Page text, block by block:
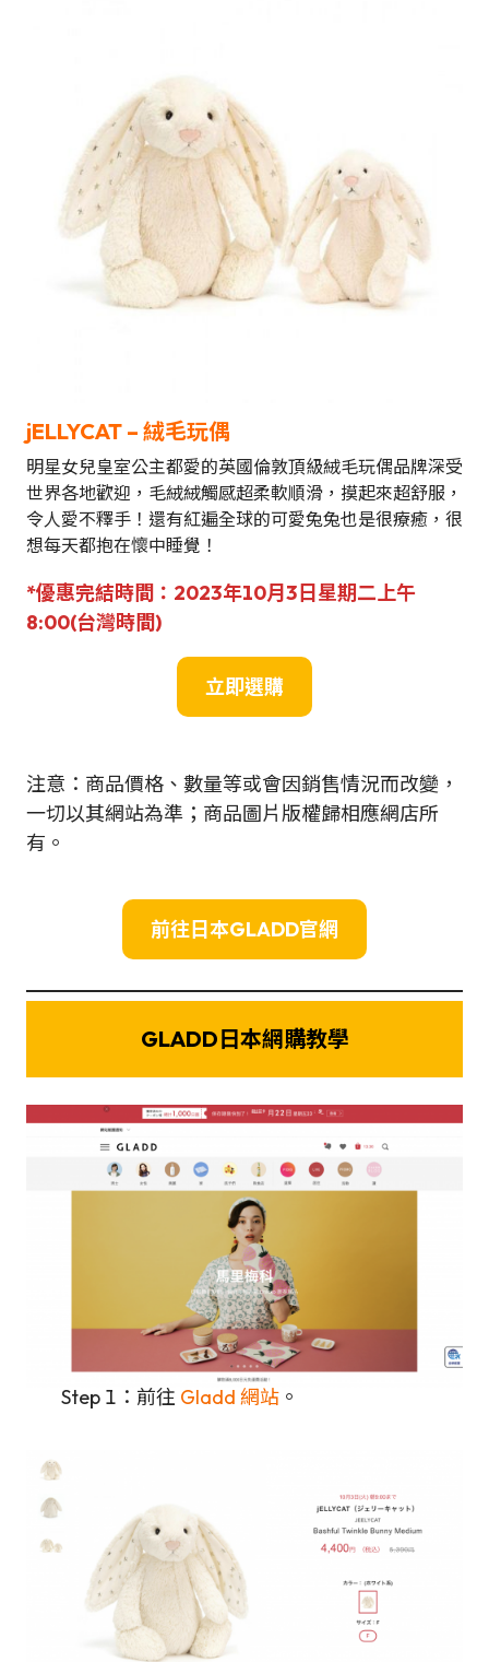
jELLYCAT – 絨毛玩偶
明星女兒皇室公主都愛的英國倫敦頂級絨毛玩偶品牌深受
世界各地歡迎，毛絨絨觸感超柔軟順滑，摸起來超舒服，
令人愛不釋手！還有紅遍全球的可愛兔兔也是很療癒，很
想每天都抱在懷中睡覺！
*優惠完結時間：2023年10月3日星期二上午
8:00(台灣時間)
立即選購
注意：商品價格、數量等或會因銷售情況而改變，
一切以其網站為準；商品圖片版權歸相應網店所
有。
前往日本GLADD官網
GLADD日本網購教學
Step 1：前往 Gladd 網站 。